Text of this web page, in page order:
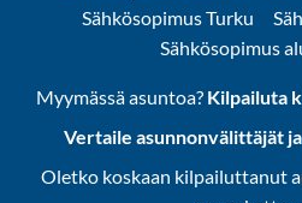
Sähkösopimus Turku
Sähkösopimus
Myymässä asuntoa? Kilpailuta
Vertaile asunnonvälittäjät
Oletko koskaan kilpailuttanut